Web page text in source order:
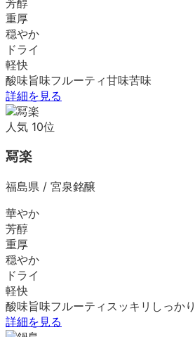
重厚
穏やか
ドライ
軽快
酸味旨味フルーティ甘味苦味
詳細を見る
人気 10位
冩楽
福島県 / 宮泉銘醸
華やか
芳醇
重厚
穏やか
ドライ
軽快
酸味旨味フルーティ スッキリ しっかり
詳細を見る